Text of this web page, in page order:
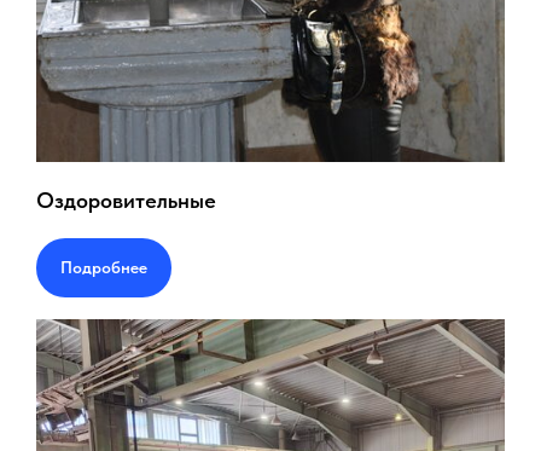
Оздоровительные
Подробнее